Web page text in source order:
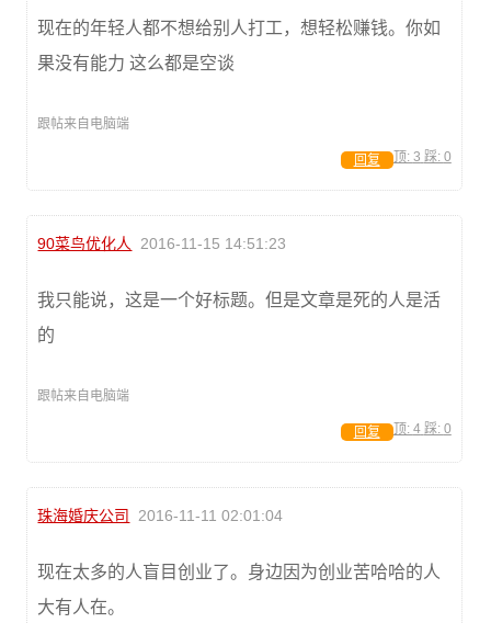
现在的年轻人都不想给别人打工，想轻松赚钱。你如
果没有能力 这么都是空谈
跟帖来自电脑端
顶: 3 踩: 0
回复
90菜鸟优化人 2016-11-15 14:51:23
我只能说，这是一个好标题。但是文章是死的人是活
的
跟帖来自电脑端
顶: 4 踩: 0
回复
珠海婚庆公司 2016-11-11 02:01:04
现在太多的人盲目创业了。身边因为创业苦哈哈的人
大有人在。